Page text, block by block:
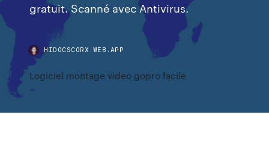
gratuit. Scanné avec Antivirus.
HIDOCSCORX.WEB.APP
Logiciel montage video gopro facile